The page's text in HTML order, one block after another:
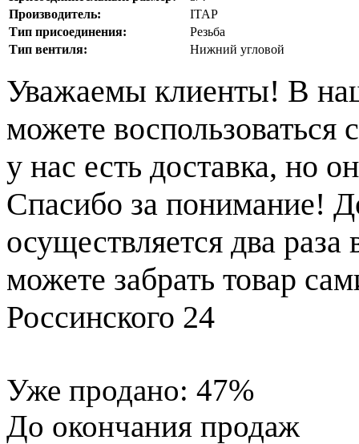
Производитель:
ITAP
Тип присоединения:
Резьба
Тип вентиля:
Нижний угловой
Уважаемы клиенты! В
можете воспользоваться
у нас есть доставка, но
Спасибо за понимание!
осуществляется два
можете забрать товар
Россинского 24
Уже продано: 47%
До окончания продаж